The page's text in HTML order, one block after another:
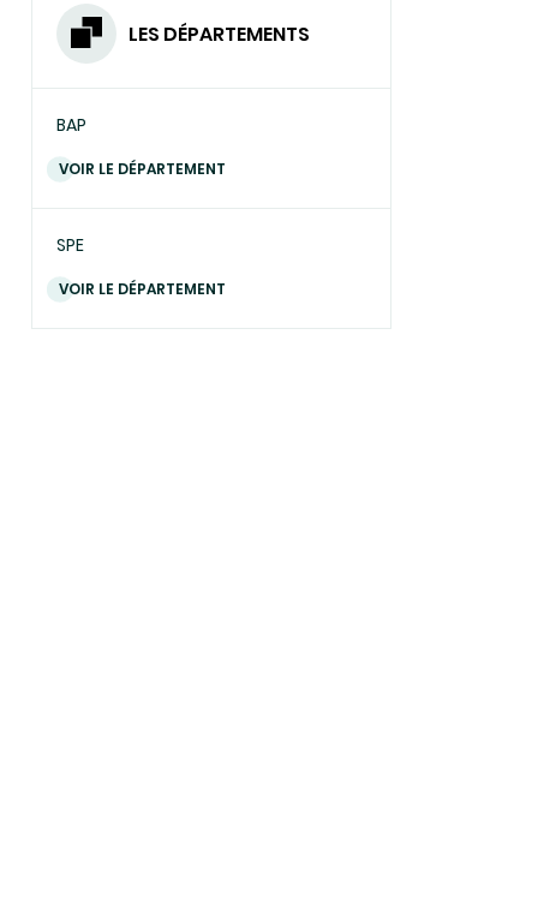
LES DÉPARTEMENTS
BAP
VOIR LE DÉPARTEMENT
SPE
VOIR LE DÉPARTEMENT